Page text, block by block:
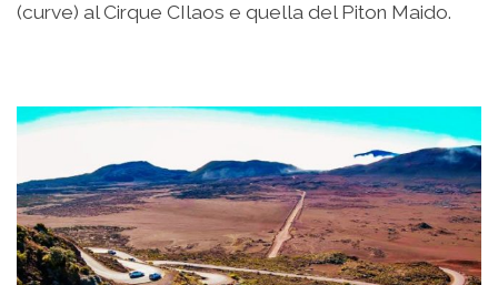
(curve) al Cirque CIlaos e quella del Piton Maido.